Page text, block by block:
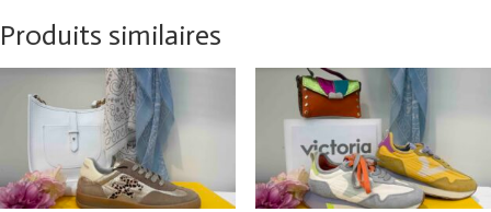
Produits similaires